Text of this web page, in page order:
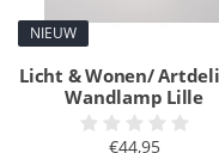
NIEUW
Licht & Wonen/
Wandlamp Lille
€44,95